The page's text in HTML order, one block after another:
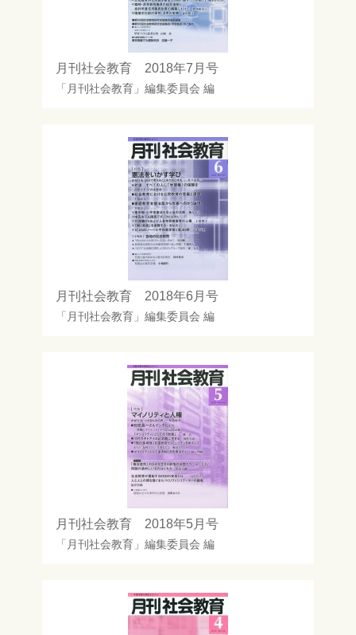
月刊社会教育 2018年7月号
「月刊社会教育」編集委員会 編
月刊社会教育 2018年6月号
「月刊社会教育」編集委員会 編
月刊社会教育 2018年5月号
「月刊社会教育」編集委員会 編